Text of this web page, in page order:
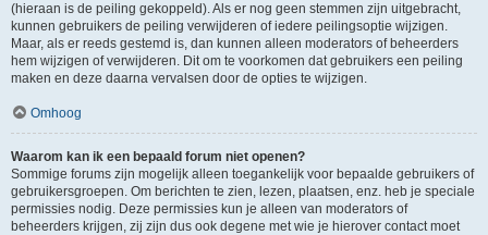
(hieraan is de peiling gekoppeld). Als er nog geen stemmen zijn uitgebracht,
kunnen gebruikers de peiling verwijderen of iedere peilingsoptie wijzigen.
Maar, als er reeds gestemd is, dan kunnen alleen moderators of beheerders
hem wijzigen of verwijderen. Dit om te voorkomen dat gebruikers een peiling
maken en deze daarna vervalsen door de opties te wijzigen.
Omhoog
Waarom kan ik een bepaald forum niet openen?
Sommige forums zijn mogelijk alleen toegankelijk voor bepaalde gebruikers of
gebruikersgroepen. Om berichten te zien, lezen, plaatsen, enz. heb je speciale
permissies nodig. Deze permissies kun je alleen van moderators of
beheerders krijgen, zij zijn dus ook degene met wie je hierover contact moet